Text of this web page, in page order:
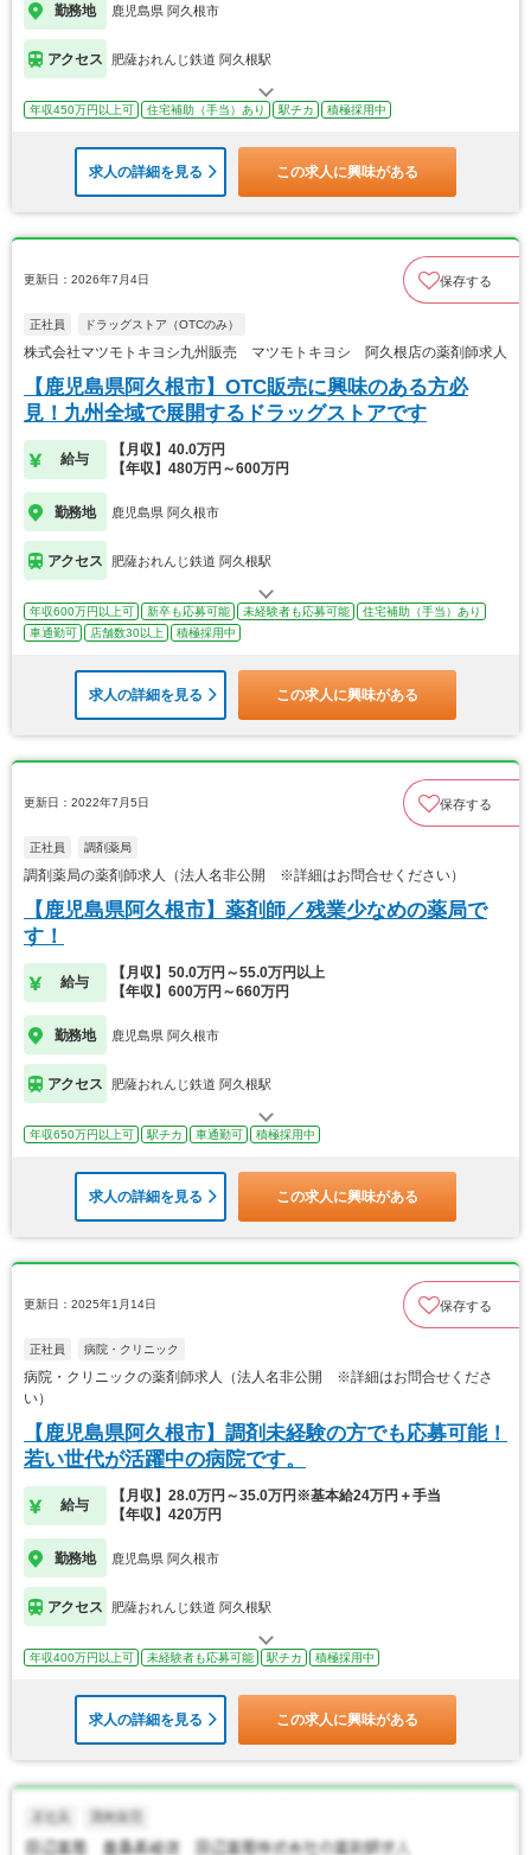
勤務地 鹿児島県 阿久根市
アクセス 肥薩おれんじ鉄道 阿久根駅
年収450万円以上可 住宅補助（手当）あり 駅チカ 積極採用中
求人の詳細を見る この求人に興味がある
更新日：2026年7月4日 保存する
正社員 ドラッグストア（OTCのみ）
株式会社マツモトキヨシ九州販売 マツモトキヨシ 阿久根店の薬剤師求人
【鹿児島県阿久根市】OTC販売に興味のある方必
見！九州全域で展開するドラッグストアです
給与
【月収】40.0万円
【年収】480万円～600万円
勤務地 鹿児島県 阿久根市
アクセス 肥薩おれんじ鉄道 阿久根駅
年収600万円以上可 新卒も応募可能 未経験者も応募可能
住宅補助（手当）あり
車通勤可
店舗数30以上 積極採用中
求人の詳細を見る この求人に興味がある
更新日：2022年7月5日 保存する
正社員 調剤薬局
調剤薬局の薬剤師求人（法人名非公開 ※詳細はお問合せください）
【鹿児島県阿久根市】薬剤師／残業少なめの薬局で
す！
給与
【月収】50.0万円～55.0万円以上
【年収】600万円～660万円
勤務地 鹿児島県 阿久根市
アクセス 肥薩おれんじ鉄道 阿久根駅
年収650万円以上可 駅チカ 車通勤可 積極採用中
求人の詳細を見る この求人に興味がある
更新日：2025年1月14日 保存する
正社員 病院・クリニック
病院・クリニックの薬剤師求人（法人名非公開 ※詳細はお問合せくださ
い）
【鹿児島県阿久根市】調剤未経験の方でも応募可能！
若い世代が活躍中の病院です。
給与
【月収】28.0万円～35.0万円※基本給24万円＋手当
【年収】420万円
勤務地 鹿児島県 阿久根市
アクセス 肥薩おれんじ鉄道 阿久根駅
年収400万円以上可 未経験者も応募可能 駅チカ 積極採用中
求人の詳細を見る この求人に興味がある